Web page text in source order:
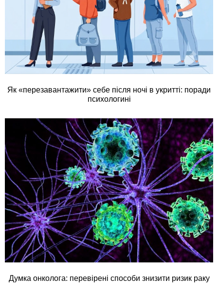
Як «перезавантажити» себе після ночі в укритті: поради
психологині
Думка онколога: перевірені способи знизити ризик раку